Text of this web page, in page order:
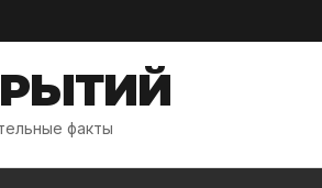
факты